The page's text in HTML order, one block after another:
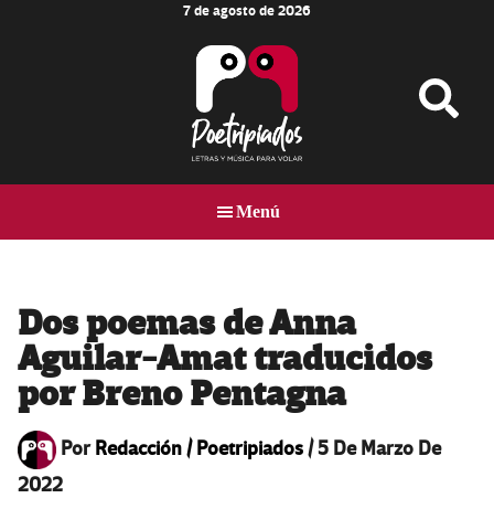
7 de agosto de 2026
MÚSICA
PARA
Menú
Dos poemas de Anna
Aguilar-Amat traducidos
por Breno Pentagna
PorRedacción / Poetripiados/5 De Marzo De
2022